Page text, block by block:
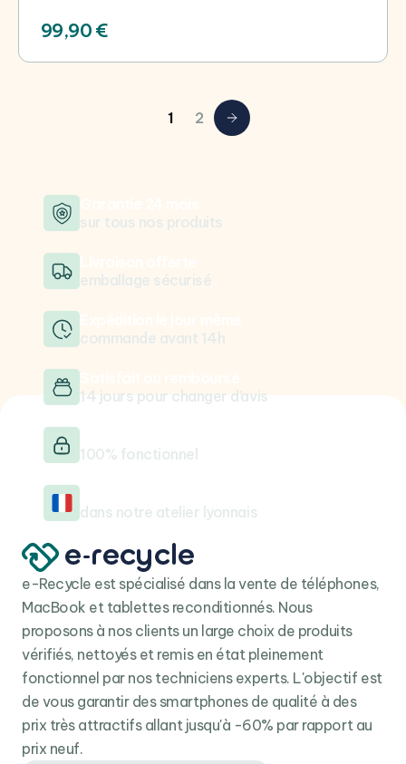
99,90 €
1 2
Suivant
sur tous nos produits
emballage sécurisé
commande avant 14h
dans notre atelier lyonnais
100% fonctionnel
14 jours pour changer d’avis
e-Recycle est spécialisé dans la vente de téléphones,
MacBook et tablettes reconditionnés. Nous
proposons à nos clients un large choix de produits
vérifiés, nettoyés et remis en état pleinement
fonctionnel par nos techniciens experts. L'objectif est
de vous garantir des smartphones de qualité à des
prix très attractifs allant jusqu'à -60% par rapport au
prix neuf.